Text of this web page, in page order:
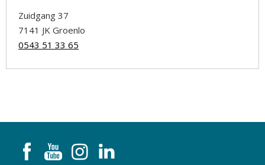
Zuidgang 37
7141 JK Groenlo
0543 51 33 65